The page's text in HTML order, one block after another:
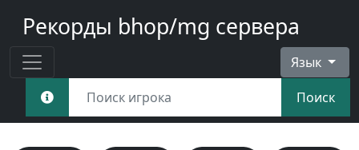
Рекорды bhop/mg сервера
Язык
Поиск